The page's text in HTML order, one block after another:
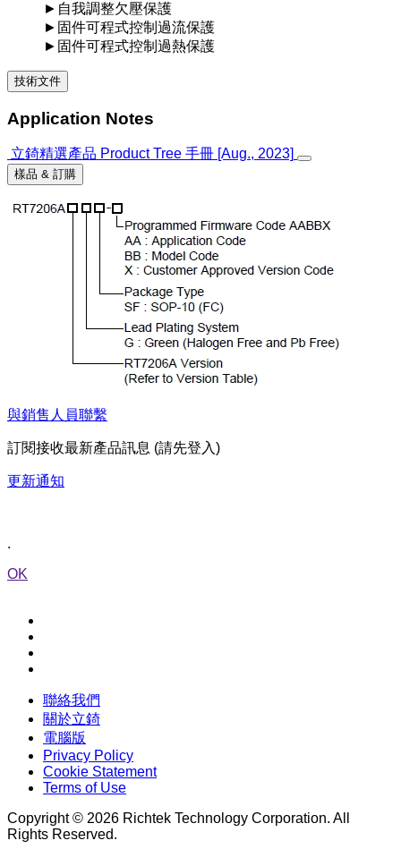
►自我調整欠壓保護
►固件可程式控制過流保護
►固件可程式控制過熱保護
技術文件
Application Notes
立錡精選產品 Product Tree 手冊 [Aug., 2023]
樣品 & 訂購
與銷售人員聯繫
訂閱接收最新產品訊息 (請先登入)
更新通知
.
OK
聯絡我們
關於立錡
電腦版
Privacy Policy
Cookie Statement
Terms of Use
Copyright © 2026 Richtek Technology Corporation. All
Rights Reserved.